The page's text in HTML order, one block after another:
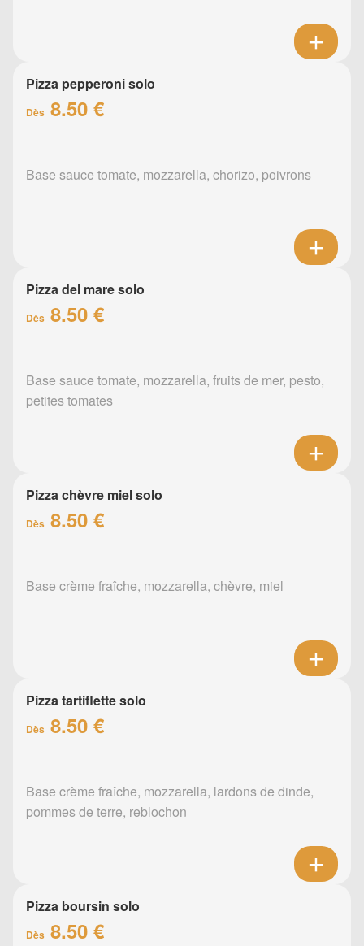
Pizza pepperoni solo
Dès 8.50 €
Base sauce tomate, mozzarella, chorizo, poivrons
Pizza del mare solo
Dès 8.50 €
Base sauce tomate, mozzarella, fruits de mer, pesto,
petites tomates
Pizza chèvre miel solo
Dès 8.50 €
Base crème fraîche, mozzarella, chèvre, miel
Pizza tartiflette solo
Dès 8.50 €
Base crème fraîche, mozzarella, lardons de dinde,
pommes de terre, reblochon
Pizza boursin solo
Dès 8.50 €